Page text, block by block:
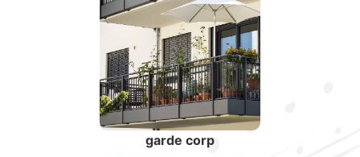
garde corp